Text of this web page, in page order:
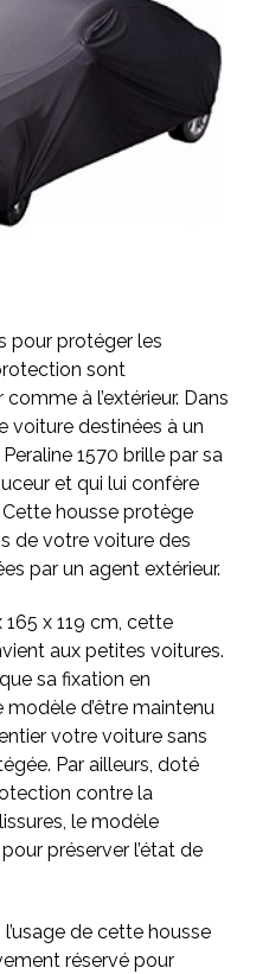
pour protéger les
sont
à l’extérieur. Dans
voiture destinées à un
1570 brille par sa
et qui lui confère
housse protège
de votre voiture des
par un agent extérieur.
165 x 119 cm, cette
aux petites voitures.
sa fixation en
d’être maintenu
votre voiture sans
Par ailleurs, doté
contre la
le modèle
préserver l’état de
de cette housse
réservé pour